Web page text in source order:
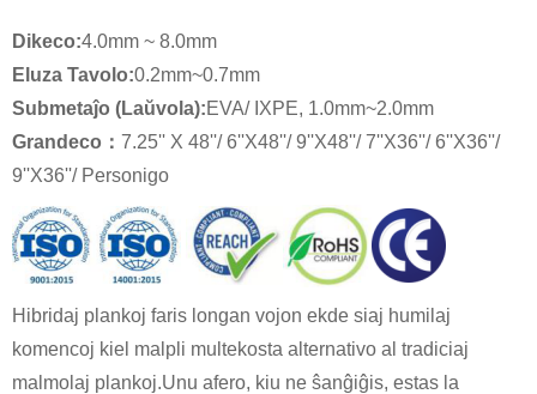
Dikeco:4.0mm ~ 8.0mm
Eluza Tavolo:0.2mm~0.7mm
Submetaĵo (Laŭvola):EVA/ IXPE, 1.0mm~2.0mm
Grandeco ： 7.25'' X 48''/ 6''X48''/ 9''X48''/ 7''X36''/ 6''X36''/
9''X36''/ Personigo
Hibridaj plankoj faris longan vojon ekde siaj humilaj
komencoj kiel malpli multekosta alternativo al tradiciaj
malmolaj plankoj.Unu afero, kiu ne ŝanĝiĝis, estas la